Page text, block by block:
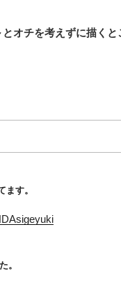
オチを考えずに描くと
ます。
。